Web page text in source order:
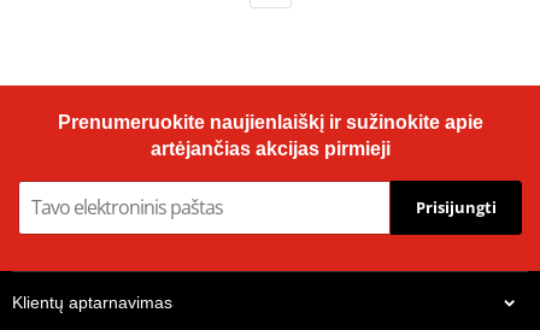
Prenumeruokite naujienlaiškį ir sužinokite apie
artėjančias akcijas pirmieji
Prisijungti
Klientų aptarnavimas